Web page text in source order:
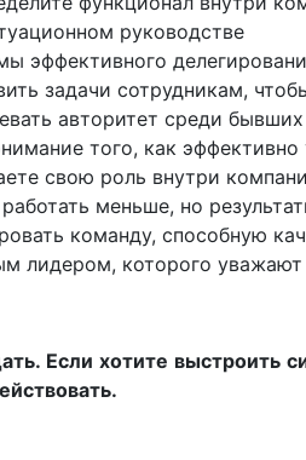
руководстве
эффективного
задачи сотрудникам,
авторитет среди
того, как
свою роль внутри
меньше, но
команду, способную
лидером, которого
Если хотите выстроить